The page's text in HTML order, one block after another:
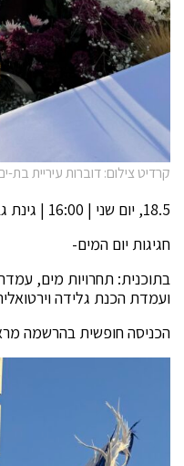
קרדיט צילום: דוברות עיריית בת-
18.5, יום שני | 16:00 | גינת גביזון, רח' החלוצים 16
חגיגות יום המים-
בתוכנית: תחרויות מים,
ועמדת הכנת גלידה
הכניסה חופשית בהרשמה